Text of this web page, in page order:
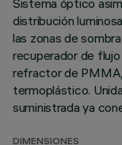
Sistema óptico
distribución
las zonas de
recuperador de
refractor de
termoplástico.
suministrada ya
DIMENSIONES